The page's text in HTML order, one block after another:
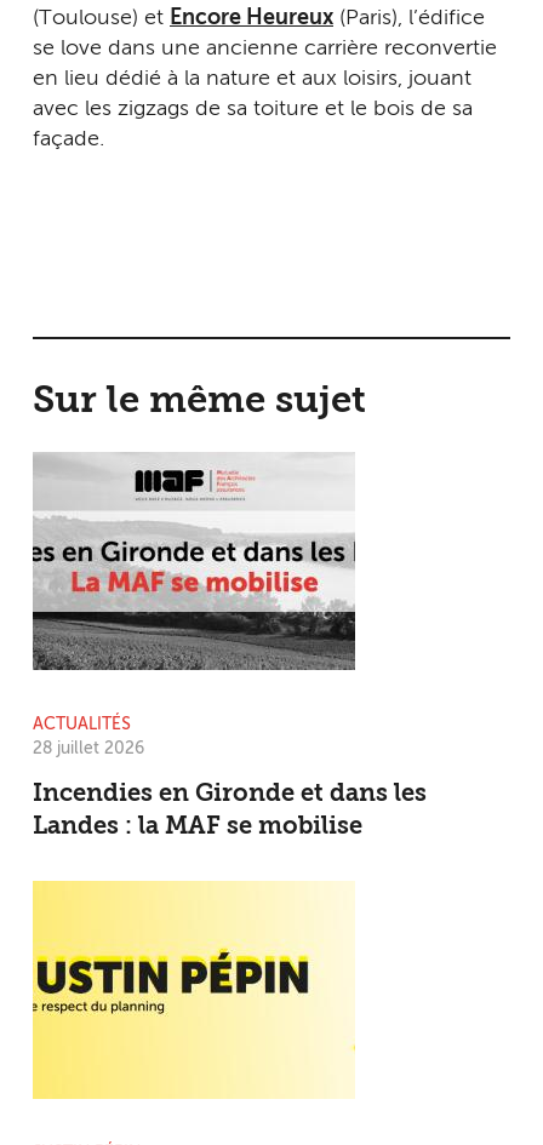
(Toulouse) et Encore Heureux (Paris), l’édifice
se love dans une ancienne carrière reconvertie
en lieu dédié à la nature et aux loisirs, jouant
avec les zigzags de sa toiture et le bois de sa
façade.
Sur le même sujet
ACTUALITÉS
28 juillet 2026
Incendies en Gironde et dans les
Landes : la MAF se mobilise